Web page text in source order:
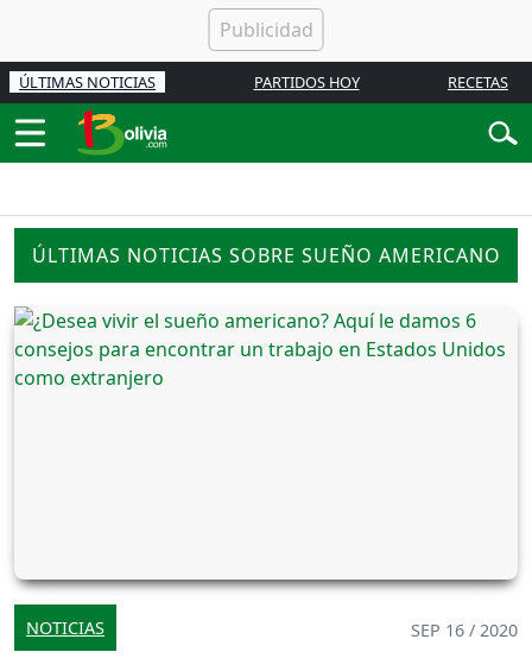
ÚLTIMAS NOTICIAS PARTIDOS HOY RECETAS
ÚLTIMAS NOTICIAS SOBRE SUEÑO AMERICANO
NOTICIAS SEP 16 / 2020